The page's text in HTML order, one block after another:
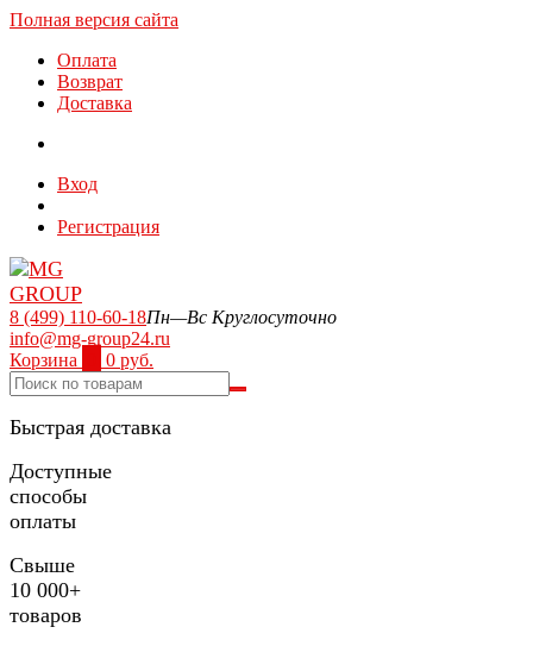
Полная версия сайта
Оплата
Возврат
Доставка
Вход
Регистрация
8 (499) 110-60-18Пн—Вс Круглосуточно
info@mg-group24.ru
Корзина
0 руб.
Быстрая доставка
Доступные
способы
оплаты
Свыше
10 000+
товаров